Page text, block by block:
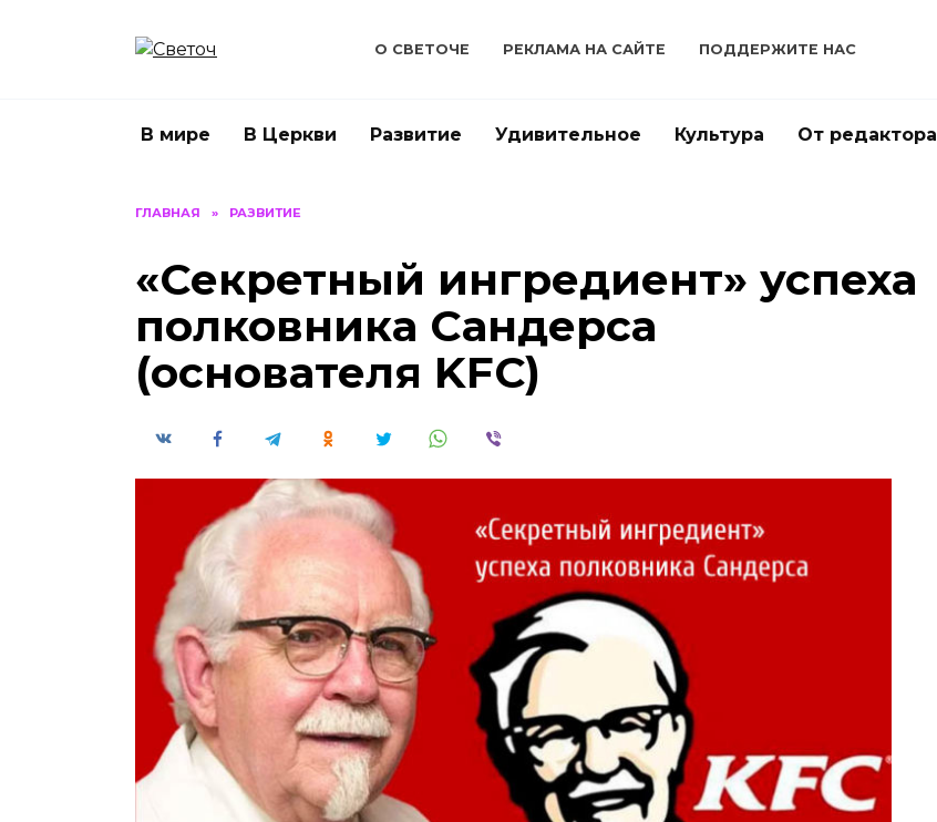
О СВЕТОЧЕ РЕКЛАМА НА САЙТЕ ПОДДЕРЖИТЕ НАС
В мире В Церкви Развитие Удивительное Культура От редактора
ГЛАВНАЯ » РАЗВИТИЕ
«Секретный ингредиент» успеха
полковника Сандерса
(основателя KFC)